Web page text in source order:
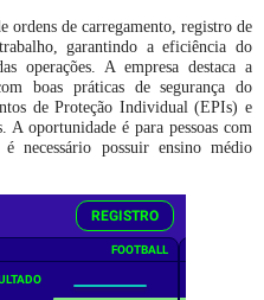
ordens de carregamento, registro de
garantindo a eficiência do
operações. A empresa destaca a
boas práticas de segurança do
de Proteção Individual (EPIs) e
A oportunidade é para pessoas com
necessário possuir ensino médio